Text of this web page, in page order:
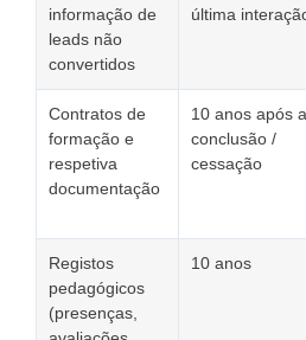
informação de
leads não
convertidos
última
Contratos de
formação e
respetiva
documentação
10 anos após a
conclusão /
cessação
Registos
pedagógicos
(presenças,
10 anos